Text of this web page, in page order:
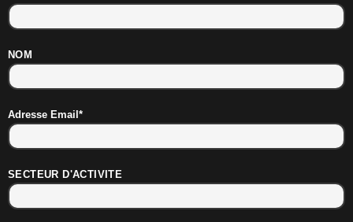
NOM
Adresse Email*
SECTEUR D'ACTIVITE